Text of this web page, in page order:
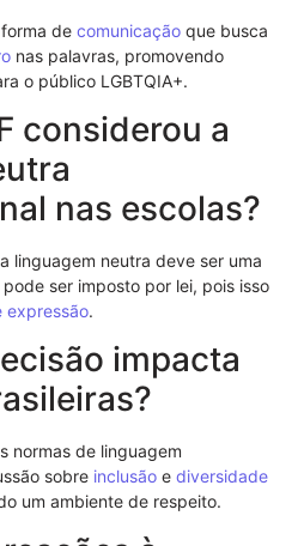
de comunicação que busca
nas palavras, promovendo
o público LGBTQIA+.
considerou a
nas escolas?
linguagem neutra deve ser uma
ser imposto por lei, pois isso
expressão.
impacta
normas de linguagem
sobre inclusão e diversidade
um ambiente de respeito.